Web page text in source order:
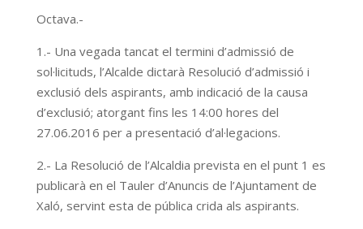
Octava.-
1.- Una vegada tancat el termini d’admissió de
sol·licituds, l’Alcalde dictarà Resolució d’admissió i
exclusió dels aspirants, amb indicació de la causa
d’exclusió; atorgant fins les 14:00 hores del
27.06.2016 per a presentació d’al·legacions.
2.- La Resolució de l’Alcaldia prevista en el punt 1 es
publicarà en el Tauler d’Anuncis de l’Ajuntament de
Xaló, servint esta de pública crida als aspirants.